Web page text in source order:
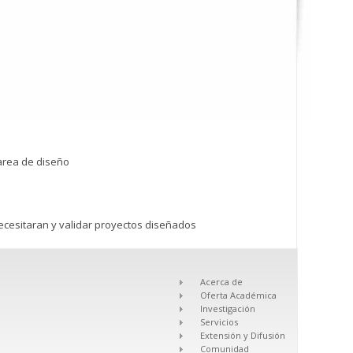
de diseño
y validar proyectos diseñados
Acerca de
Oferta Académica
Investigación
Servicios
Extensión y Difusión
Comunidad